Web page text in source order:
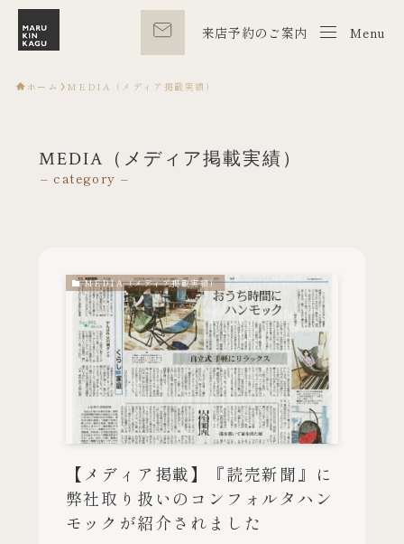
来店予約のご案内 Menu
Menu
ホーム MEDIA（メディア掲載実績）
MEDIA（メディア掲載実績）
– category –
MEDIA（メディア掲載実績）
【メディア掲載】『読売新聞』に
弊社取り扱いのコンフォルタハン
モックが紹介されました